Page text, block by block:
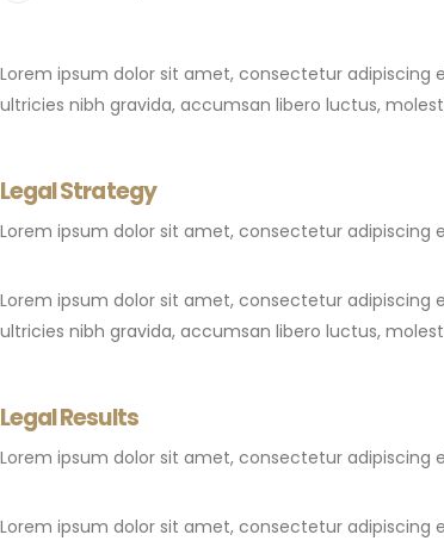
Lorem ipsum dolor sit amet, consectetur adipiscing
ultricies nibh gravida, accumsan libero luctus,
Legal Strategy
Lorem ipsum dolor sit amet, consectetur adipiscing
Lorem ipsum dolor sit amet, consectetur adipiscing
ultricies nibh gravida, accumsan libero luctus,
Legal Results
Lorem ipsum dolor sit amet, consectetur adipiscing
Lorem ipsum dolor sit amet, consectetur adipiscing